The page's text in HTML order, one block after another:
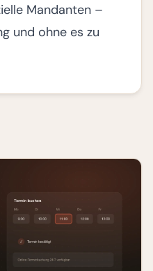
Mandanten –
und ohne es zu